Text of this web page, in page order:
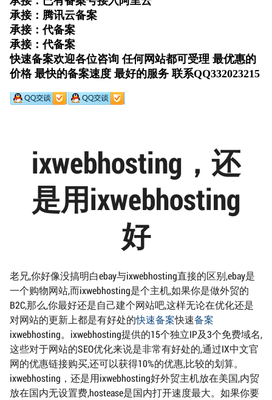
ixwebhosting，还
是用ixwebhosting
好
老兄,你好像没搞明白ebay与ixwebhosting直接的区别,ebay是
一个购物网站,而ixwebhosting是个主机,如果你是做外贸的
B2C,那么,你最好还是自己建个网站吧,这样无论在优化还是
对网站的更新上都是有好处的快速备案快速备案
ixwebhosting。ixwebhosting提供的15个独立IP及3个免费域名,
这些对于网站的SEO优化来说是非常有好处的,通过IX中文官
网的优惠链接购买,还可以获得10%的优惠,比较的划算。
ixwebhosting，还是用ixwebhosting好外贸主机放在美国,内贸
放在国内无设置费,hostease是国内打开速度最大。如果你要